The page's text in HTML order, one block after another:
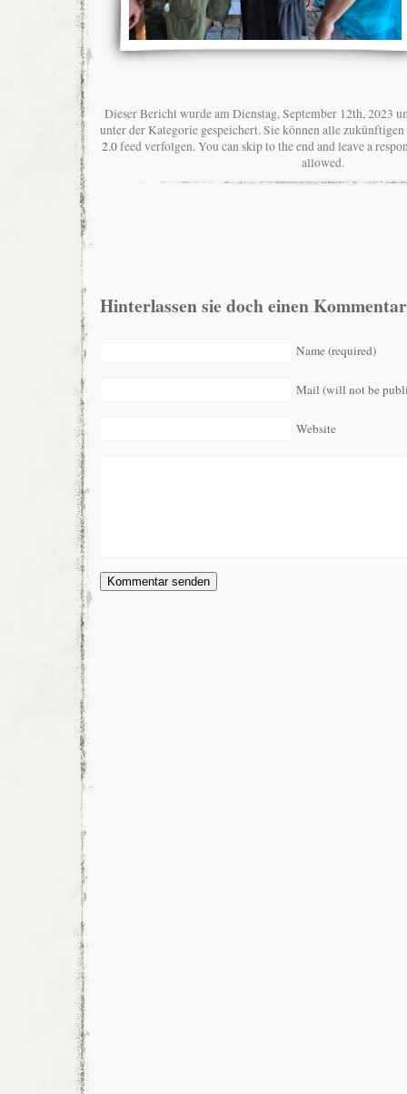
Dieser Bericht wurde am Dienstag, September 12th, 2023
unter der Kategorie gespeichert. Sie können alle
2.0feed verfolgen. You can skip to the end and leave a
allowed.
Hinterlassen sie doch einen
Name (required)
Mail (will not be
Website